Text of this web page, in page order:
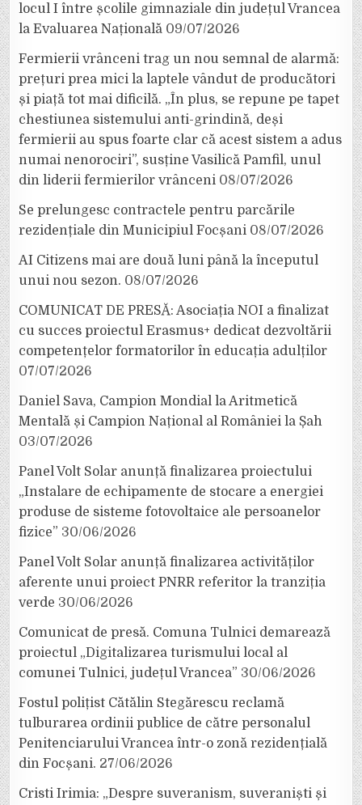
locul I între școlile gimnaziale din județul Vrancea
la Evaluarea Națională 09/07/2026
Fermierii vrânceni trag un nou semnal de alarmă:
prețuri prea mici la laptele vândut de producători
și piață tot mai dificilă. „În plus, se repune pe tapet
chestiunea sistemului anti-grindină, deși
fermierii au spus foarte clar că acest sistem a adus
numai nenorociri”, susține Vasilică Pamfil, unul
din liderii fermierilor vrânceni 08/07/2026
Se prelungesc contractele pentru parcările
rezidențiale din Municipiul Focșani 08/07/2026
AI Citizens mai are două luni până la începutul
unui nou sezon. 08/07/2026
COMUNICAT DE PRESĂ: Asociația NOI a finalizat
cu succes proiectul Erasmus+ dedicat dezvoltării
competențelor formatorilor în educația adulților
07/07/2026
Daniel Sava, Campion Mondial la Aritmetică
Mentală și Campion Național al României la Șah
03/07/2026
Panel Volt Solar anunță finalizarea proiectului
„Instalare de echipamente de stocare a energiei
produse de sisteme fotovoltaice ale persoanelor
fizice” 30/06/2026
Panel Volt Solar anunță finalizarea activităților
aferente unui proiect PNRR referitor la tranziția
verde 30/06/2026
Comunicat de presă. Comuna Tulnici demarează
proiectul „Digitalizarea turismului local al
comunei Tulnici, județul Vrancea” 30/06/2026
Fostul polițist Cătălin Stegărescu reclamă
tulburarea ordinii publice de către personalul
Penitenciarului Vrancea într-o zonă rezidențială
din Focșani. 27/06/2026
Cristi Irimia: „Despre suveranism, suveraniști și